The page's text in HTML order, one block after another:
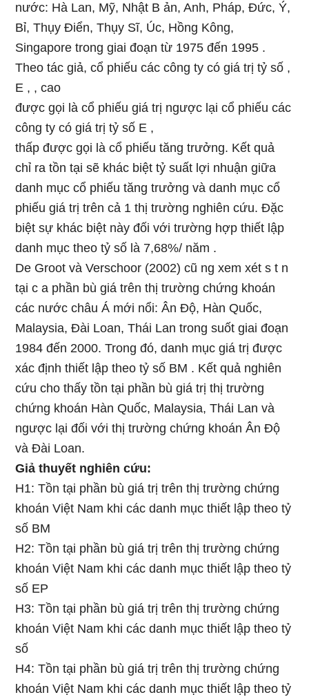
nước: Hà Lan, Mỹ, Nhật B ản, Anh, Pháp, Đức, Ý,
Bỉ, Thụy Điển, Thụy Sĩ, Úc, Hồng Kông,
Singapore trong giai đoạn từ 1975 đến 1995 .
Theo tác giả, cổ phiếu các công ty có giá trị tỷ số ,
E , , cao
được gọi là cổ phiếu giá trị ngược lại cổ phiếu các
công ty có giá trị tỷ số E ,
thấp được gọi là cổ phiếu tăng trưởng. Kết quả
chỉ ra tồn tại sẽ khác biệt tỷ suất lợi nhuận giữa
danh mục cổ phiếu tăng trưởng và danh mục cổ
phiếu giá trị trên cả 1 thị trường nghiên cứu. Đặc
biệt sự khác biệt này đối với trường hợp thiết lập
danh mục theo tỷ số là 7,68%/ năm .
De Groot và Verschoor (2002) cũ ng xem xét s t n
tại c a phần bù giá trên thị trường chứng khoán
các nước châu Á mới nổi: Ân Độ, Hàn Quốc,
Malaysia, Đài Loan, Thái Lan trong suốt giai đoạn
1984 đến 2000. Trong đó, danh mục giá trị được
xác định thiết lập theo tỷ số BM . Kết quả nghiên
cứu cho thấy tồn tại phần bù giá trị thị trường
chứng khoán Hàn Quốc, Malaysia, Thái Lan và
ngược lại đối với thị trường chứng khoán Ân Độ
và Đài Loan.
Giả thuyết nghiên cứu:
H1: Tồn tại phần bù giá trị trên thị trường chứng
khoán Việt Nam khi các danh mục thiết lập theo tỷ
số BM
H2: Tồn tại phần bù giá trị trên thị trường chứng
khoán Việt Nam khi các danh mục thiết lập theo tỷ
số EP
H3: Tồn tại phần bù giá trị trên thị trường chứng
khoán Việt Nam khi các danh mục thiết lập theo tỷ
số
H4: Tồn tại phần bù giá trị trên thị trường chứng
khoán Việt Nam khi các danh mục thiết lập theo tỷ